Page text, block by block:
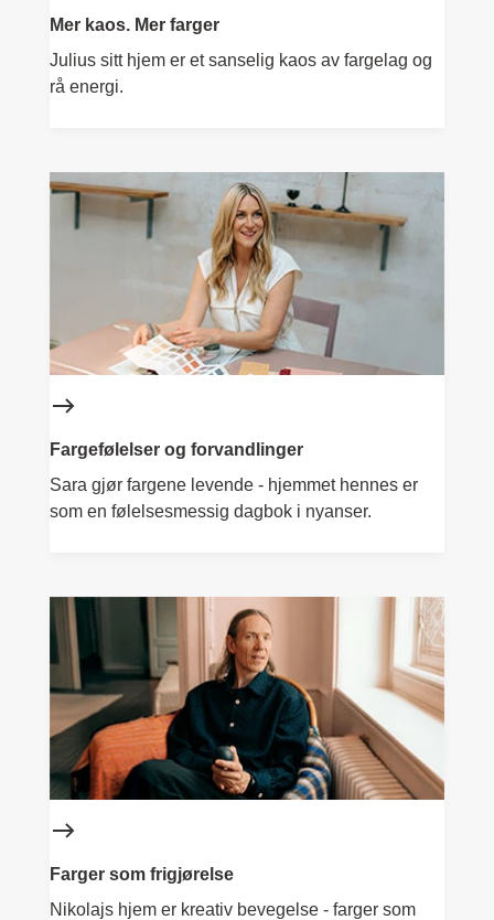
Mer kaos. Mer farger
Julius sitt hjem er et sanselig kaos av fargelag og
rå energi.
Fargefølelser og forvandlinger
Sara gjør fargene levende - hjemmet hennes er
som en følelsesmessig dagbok i nyanser.
Farger som frigjørelse
Nikolajs hjem er kreativ bevegelse - farger som